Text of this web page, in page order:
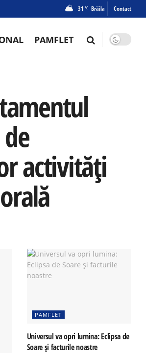
31 °C Brăila Contact
PAMFLET
activități
PAMFLET
Universul va opri lumina: Eclipsa de
Soare și facturile noastre